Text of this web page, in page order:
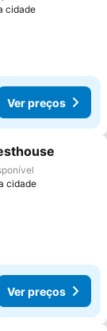
cidade
Ver preços
favoritos
cidade
Ver preços